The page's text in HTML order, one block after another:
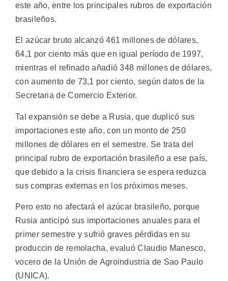
este año, entre los principales rubros de exportación
brasileños.
El azúcar bruto alcanzó 461 millones de dólares,
64,1 por ciento más que en igual período de 1997,
mientras el refinado añadió 348 millones de dólares,
con aumento de 73,1 por ciento, según datos de la
Secretaria de Comercio Exterior.
Tal expansión se debe a Rusia, que duplicó sus
importaciones este año, con un monto de 250
millones de dólares en el semestre. Se trata del
principal rubro de exportación brasileño a ese país,
que debido a la crisis financiera se espera reduzca
sus compras externas en los próximos meses.
Pero esto no afectará el azúcar brasileño, porque
Rusia anticipó sus importaciones anuales para el
primer semestre y sufrió graves pérdidas en su
produccin de remolacha, evaluó Claudio Manesco,
vocero de la Unión de Agroindustria de Sao Paulo
(UNICA).